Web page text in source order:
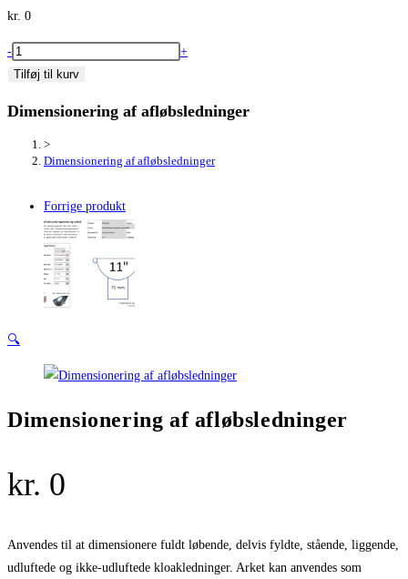
kr. 0
Dimensionering
af
antal
-
+
Tilføj til kurv
Dimensionering af afløbsledninger
>
Dimensionering af afløbsledninger
Forrige produkt
🔍
Dimensionering af afløbsledninger
kr. 0
Anvendes til at dimensionere fuldt løbende, delvis fyldte, stående, liggende,
udluftede og ikke-udluftede kloakledninger. Arket kan anvendes som